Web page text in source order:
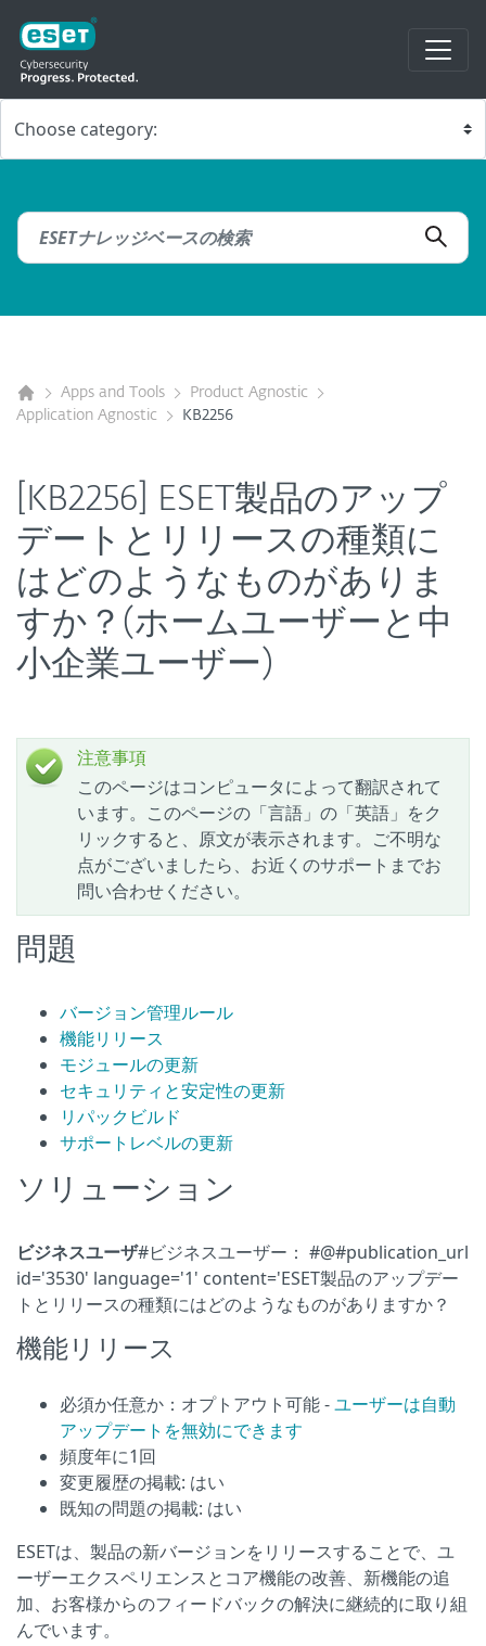
Apps and Tools
Product Agnostic
Application Agnostic
KB2256
[KB2256] ESET製品のアップ
デートとリリースの種類に
はどのようなものがありま
すか？(ホームユーザーと中
小企業ユーザー)
注意事項
このページはコンピュータによって翻訳されて
います。このページの「言語」の「英語」をク
リックすると、原文が表示されます。ご不明な
点がございましたら、お近くのサポートまでお
問い合わせください。
問題
バージョン管理ルール
機能リリース
モジュールの更新
セキュリティと安定性の更新
リパックビルド
サポートレベルの更新
ソリューション
ビジネスユーザ#ビジネスユーザー： #@#publication_url
id='3530' language='1' content='ESET製品のアップデー
トとリリースの種類にはどのようなものがありますか？
機能リリース
必須か任意か：オプトアウト可能 -ユーザーは自動
アップデートを無効にできます
頻度年に1回
変更履歴の掲載: はい
既知の問題の掲載: はい
ESETは、製品の新バージョンをリリースすることで、ユ
ーザーエクスペリエンスとコア機能の改善、新機能の追
加、お客様からのフィードバックの解決に継続的に取り組
んでいます。